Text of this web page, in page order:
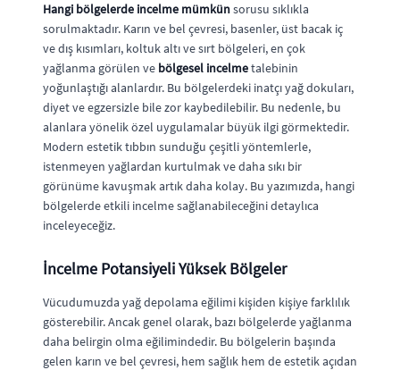
Hangi bölgelerde incelme mümkünsorusu sıklıkla
sorulmaktadır. Karın ve bel çevresi, basenler, üst bacak iç
ve dış kısımları, koltuk altı ve sırt bölgeleri, en çok
yağlanma görülen ve bölgesel incelmetalebinin
yoğunlaştığı alanlardır. Bu bölgelerdeki inatçı yağ dokuları,
diyet ve egzersizle bile zor kaybedilebilir. Bu nedenle, bu
alanlara yönelik özel uygulamalar büyük ilgi görmektedir.
Modern estetik tıbbın sunduğu çeşitli yöntemlerle,
istenmeyen yağlardan kurtulmak ve daha sıkı bir
görünüme kavuşmak artık daha kolay. Bu yazımızda, hangi
bölgelerde etkili incelme sağlanabileceğini detaylıca
inceleyeceğiz.
İncelme Potansiyeli Yüksek Bölgeler
Vücudumuzda yağ depolama eğilimi kişiden kişiye farklılık
gösterebilir. Ancak genel olarak, bazı bölgelerde yağlanma
daha belirgin olma eğilimindedir. Bu bölgelerin başında
gelen karın ve bel çevresi, hem sağlık hem de estetik açıdan